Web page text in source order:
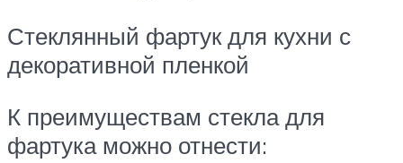
Стеклянный фартук для кухни с
декоративной пленкой
К преимуществам стекла для
фартука можно отнести: